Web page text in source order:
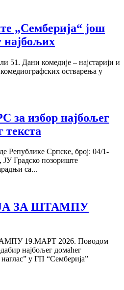
„Семберија“ још
најбољих
51. Дани комедије – најстарији и
остварења у
избор најбољег
текста
Републике Српске, број: 04/1-
ЈУ Градско позориште
са...
ЗА ШТАМПУ
19.МАРТ 2026. Поводом
најбољег домаћег
у ГП “Сембeрија”